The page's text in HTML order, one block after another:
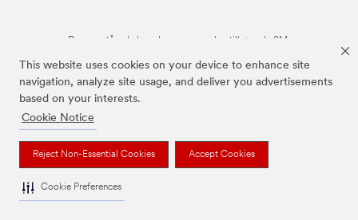
This website uses cookies on your device to enhance site
navigation, analyze site usage, and deliver you advertisements
based on your interests.
Cookie Notice
Reject Non-Essential Cookies Accept Cookies
Cookie Preferences
De ovenstående brands er varemærker tilhørende 3M.